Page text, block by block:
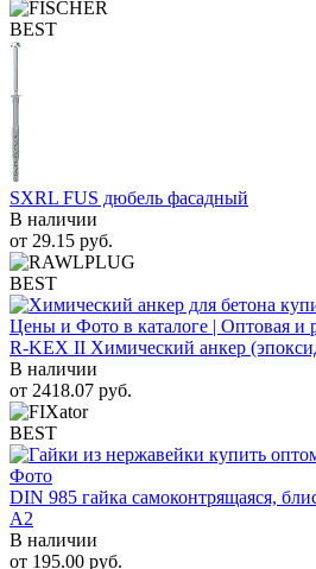
BEST
SXRL FUS дюбель фасадный
В наличии
от 29.15 руб.
BEST
R-KEX II Химический анкер
В наличии
от 2418.07 руб.
BEST
DIN 985 гайка самоконтрящаяся,
A2
В наличии
от 195.00 руб.